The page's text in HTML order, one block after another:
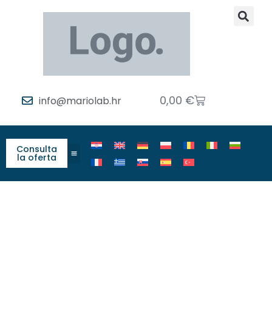
info@mariolab.hr 0,00 €
Consulta
la oferta